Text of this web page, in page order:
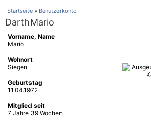
Startseite » Benutzerkonto
DarthMario
Vorname, Name
Mario
Wohnort
Siegen
Geburtstag
11.04.1972
Mitglied seit
7 Jahre 39 Wochen